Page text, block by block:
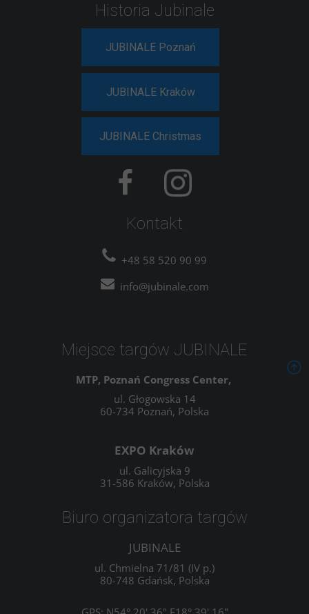
Historia Jubinale
Kontakt
+48 58 520 90 99
info@jubinale.com
Biuro organizatora targów
JUBINALE
ul. Chmielna 71/81 (IV p.)
80-748 Gdańsk, Polska
Miejsce targów JUBINALE
MTP, Poznań Congress Center,
ul. Głogowska 14
60-734 Poznań, Polska
EXPO Kraków
ul. Galicyjska 9
31-586 Kraków, Polska
JUBINALE Christmas
JUBINALE Poznań
JUBINALE Kraków